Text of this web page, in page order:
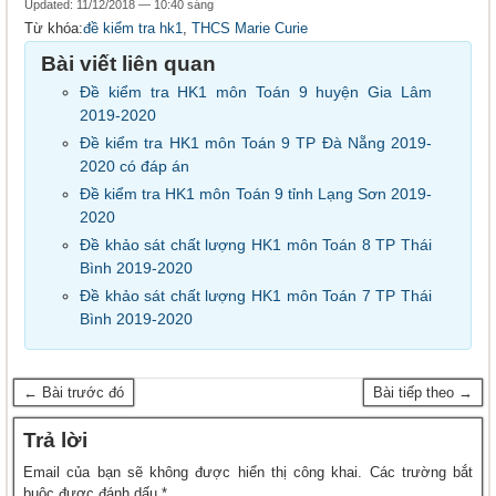
Updated: 11/12/2018 — 10:40 sáng
Từ khóa:đề kiểm tra hk1, THCS Marie Curie
Bài viết liên quan
Đề kiểm tra HK1 môn Toán 9 huyện Gia Lâm
2019-2020
Đề kiểm tra HK1 môn Toán 9 TP Đà Nẵng 2019-
2020 có đáp án
Đề kiểm tra HK1 môn Toán 9 tỉnh Lạng Sơn 2019-
2020
Đề khảo sát chất lượng HK1 môn Toán 8 TP Thái
Bình 2019-2020
Đề khảo sát chất lượng HK1 môn Toán 7 TP Thái
Bình 2019-2020
← Bài trước đó Bài tiếp theo →
Trả lời
Email của bạn sẽ không được hiển thị công khai. Các trường bắt